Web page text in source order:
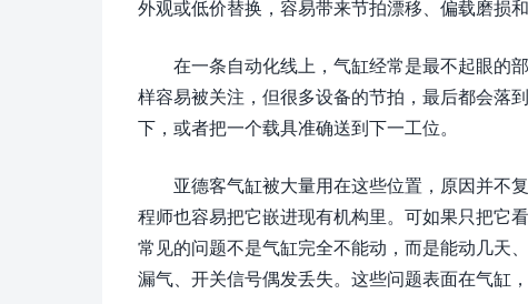
外观或低价替换，容易带来节拍漂移、偏载磨损
在一条自动化线上，气缸经常是最不起眼的
样容易被关注，但很多设备的节拍，最后都会落
下，或者把一个载具准确送到下一工位。
亚德客气缸被大量用在这些位置，原因并不
程师也容易把它嵌进现有机构里。可如果只把它
常见的问题不是气缸完全不能动，而是能动几天
漏气、开关信号偶发丢失。这些问题表面在气缸